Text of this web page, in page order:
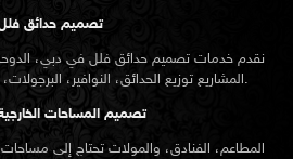
تصميم حدائق
نقدم خدماتتصميم حدائق فلل في دبي،
المشاريع توزيع الحدائق، النوافير، البرجولات، أعمال الحجر، وأنظمة الزراعة.
تصميم المساحات الخارجية
المطاعم، الفنادق، والمولات تحتاج إلى